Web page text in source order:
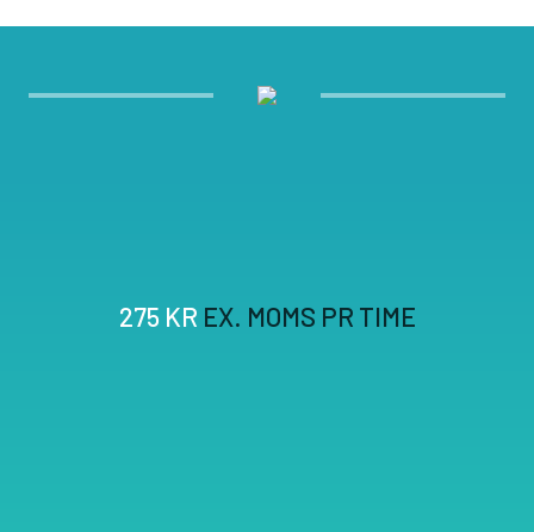
275 KR EX. MOMS PR TIME